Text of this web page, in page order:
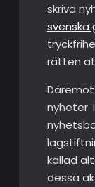
skriva
svenska
rätten
nyheter.
kallad
dessa